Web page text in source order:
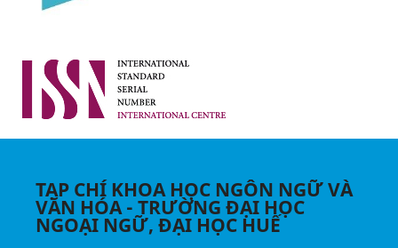
TẠP CHÍ KHOA HỌC NGÔN NGỮ VÀ
VĂN HÓA - TRƯỜNG ĐẠI HỌC
NGOẠI NGỮ, ĐẠI HỌC HUẾ